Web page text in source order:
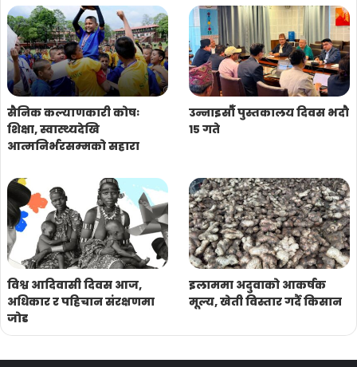
सैनिक कल्याणकारी कोषः
शिक्षा, स्वास्थ्यदेखि
आत्मनिर्भरसम्मको सहारा
उन्नाइसौँ पुस्तकालय दिवस भदौ
१५ गते
विश्व आदिवासी दिवस आज,
अधिकार र पहिचान संरक्षणमा
जोड
इलाममा अदुवाको आकर्षक
मूल्य, खेती विस्तार गर्दै किसान